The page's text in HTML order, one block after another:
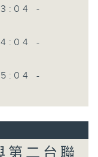
-
-
-
第二台聯